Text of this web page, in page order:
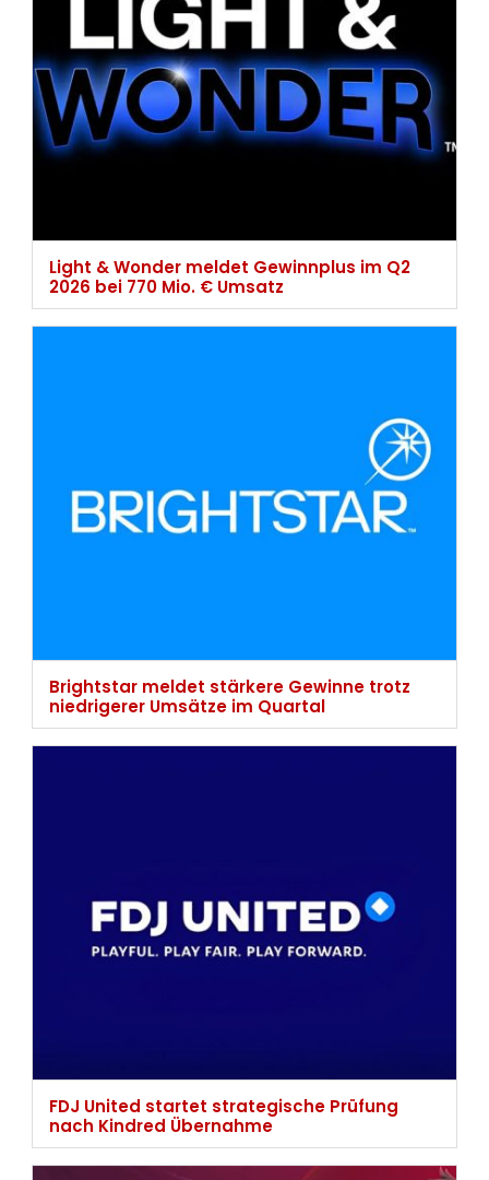
Light & Wonder meldet Gewinnplus im Q2
2026 bei 770 Mio. € Umsatz
Brightstar meldet stärkere Gewinne trotz
niedrigerer Umsätze im Quartal
FDJ United startet strategische Prüfung
nach Kindred Übernahme